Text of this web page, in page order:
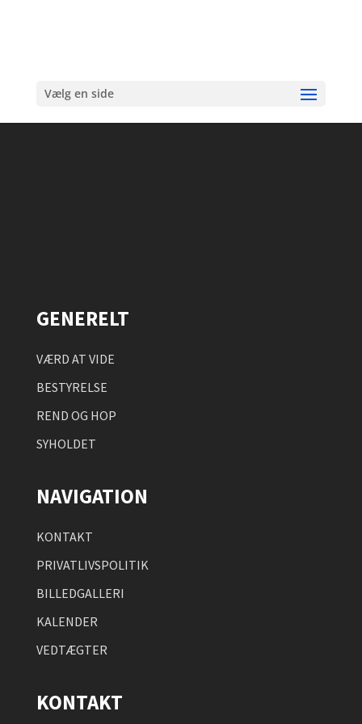
Vælg en side
GENERELT
VÆRD AT VIDE
BESTYRELSE
REND OG HOP
SYHOLDET
NAVIGATION
KONTAKT
PRIVATLIVSPOLITIK
BILLEDGALLERI
KALENDER
VEDTÆGTER
KONTAKT